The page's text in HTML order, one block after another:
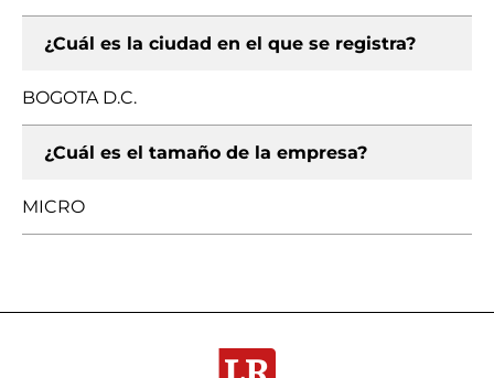
¿Cuál es la ciudad en el que se registra?
BOGOTA D.C.
¿Cuál es el tamaño de la empresa?
MICRO